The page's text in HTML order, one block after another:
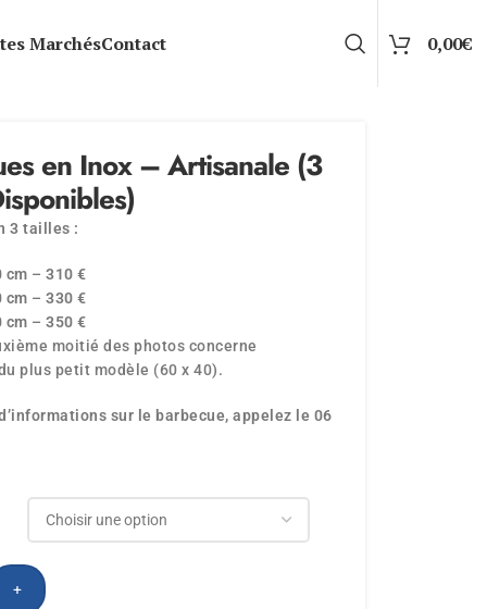
MarchésContact 0,00€
en Inox – Artisanale (3
3 tailles :
cm –310 €
cm –330 €
cm –350 €
moitié des photos concerne
plus petit modèle (60 x 40).
sur le barbecue, appelez le 06
+